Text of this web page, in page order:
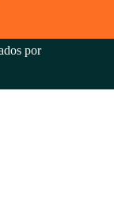
por